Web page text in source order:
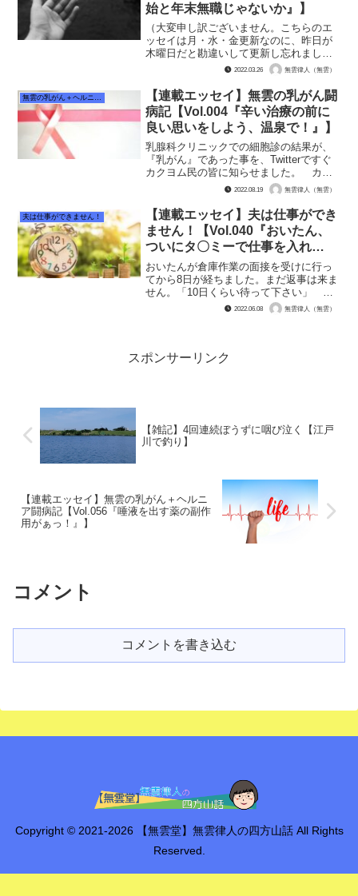
始と年末無職じゃないか』】
（大変申し訳ございません。こちらのエ
ッセイは月・水・金更新なのに、昨日が
木曜日だと勘違いして更新し忘れまし
た！ なので本日は土曜日ですが更新さ
でした！！） おいたんが障害者施設を
解雇になったのは2021年...
2022.03.26 無雲律人（無雲）
無雲の乳がん＋ヘルニア闘病記
【連載エッセイ】無雲の乳がん闘
病記【Vol.004『辛い治療の前に
良い思いをしよう、温泉で！』】
乳腺科クリニックでの細胞診の結果が、
『乳がん』であった事を、Twitterですぐ
カクヨム民の皆に知らせました。 カク
ヨムの仲間の皆は、「どうか良性である
ように」と念や祈りを飛ばしてくれてい
て、本当に心配をしてくれていて、とて
もありがたい存在...
2022.08.19 無雲律人（無雲）
夫は仕事ができません！
【連載エッセイ】夫は仕事ができ
ません！【Vol.040『おいたん、
ついにタ〇ミーで仕事を入れ
る』】
おいたんが倉庫作業の面接を受けに行っ
てから8日が経ちました。まだ返事は来ま
せん。「10日くらい待って下さい」 と
言われたとか言われなかったとかなの
で、まだ待つ価値はあるのですが、その
2022.06.08 無雲律人（無雲）
スポンサーリンク
【雑記】4回連続ぼうずに咽び泣く【江戸
川で釣り】
【連載エッセイ】無雲の乳がん＋ヘルニ
ア闘病記【Vol.056『唾液を出す薬の副作
用がぁっ！』】
コメント
コメントを書き込む
Copyright © 2021-2026 【無雲堂】無雲律人の四方山話 All Rights
Reserved.